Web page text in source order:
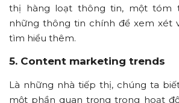
thị hàng loạt thông tin, một tóm
những thông tin chính để xem xét
tìm hiểu thêm.
5. Content marketing trends
Là những nhà tiếp thị, chúng ta
một phần quan trọng trong hoạt